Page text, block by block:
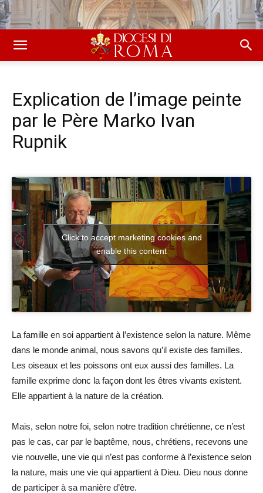
Explication de l’image peinte
par le Père Marko Ivan
Rupnik
Click to accept marketing cookies and
enable this content
La famille en soi appartient à l’existence selon la nature. Même
dans le monde animal, nous savons qu’il existe des familles.
Les oiseaux et les poissons ont eux aussi des familles. La
famille exprime donc la façon dont les êtres vivants existent.
Elle appartient à la nature de la création.
Mais, selon notre foi, selon notre tradition chrétienne, ce n’est
pas le cas, car par le baptême, nous, chrétiens, recevons une
vie nouvelle, une vie qui n’est pas conforme à l’existence selon
la nature, mais une vie qui appartient à Dieu. Dieu nous donne
de participer à sa manière d’être.